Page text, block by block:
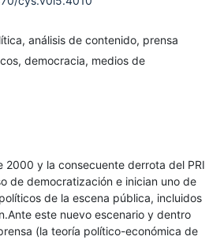
análisis de contenido, prensa
democracia, medios de
2000 y la consecuente derrota del PRI
de democratización e inician uno de
de la escena pública, incluidos
este nuevo escenario y dentro
(la teoría político-económica de